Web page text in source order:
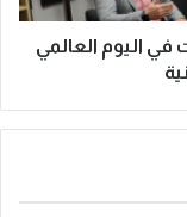
في اليوم العالمي